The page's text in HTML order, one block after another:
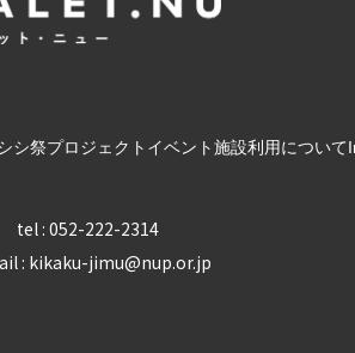
シ祭プロジェクト イベント施設利用について
tel : 052-222-2314
: kikaku-jimu@nup.or.jp